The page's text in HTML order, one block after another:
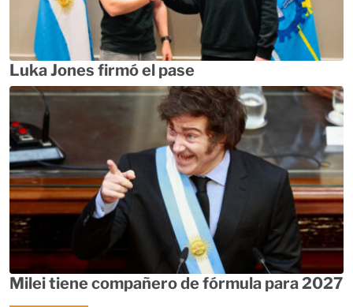
Luka Jones firmó el pase
Milei tiene compañero de fórmula para 2027